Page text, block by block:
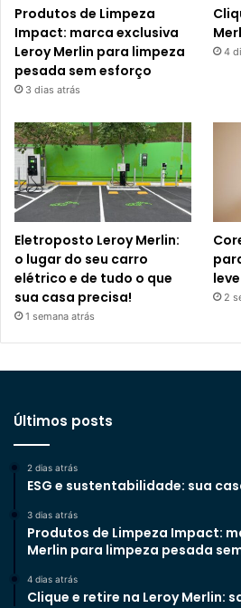
Produtos de Limpeza
Impact: marca exclusiva
Leroy Merlin para limpeza
pesada sem esforço
3 dias atrás
4
Eletroposto Leroy Merlin:
o lugar do seu carro
elétrico e de tudo o que
sua casa precisa!
1 semana atrás
2
Últimos posts
2 dias atrás
ESG e sustentabilidade: sua
3 dias atrás
Produtos de Limpeza Impact:
Merlin para limpeza pesada
4 dias atrás
Clique e retire na Leroy Merlin: